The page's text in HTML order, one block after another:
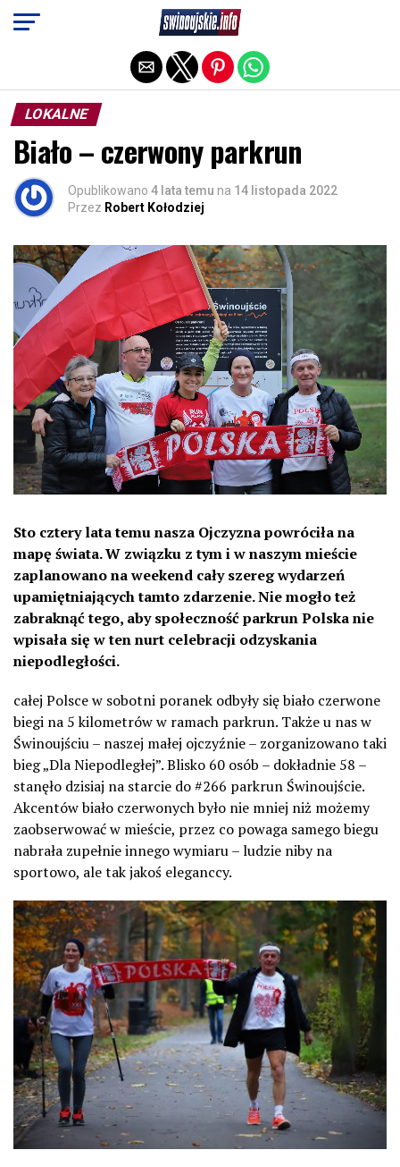
LOKALNE
Biało – czerwony parkrun
Opublikowano 4 lata temu na 14 listopada 2022
Przez Robert Kołodziej
Sto cztery lata temu nasza Ojczyzna powróciła na
mapę świata. W związku z tym i w naszym mieście
zaplanowano na weekend cały szereg wydarzeń
upamiętniających tamto zdarzenie. Nie mogło też
zabraknąć tego, aby społeczność parkrun Polska nie
wpisała się w ten nurt celebracji odzyskania
niepodległości.
całej Polsce w sobotni poranek odbyły się biało czerwone
biegi na 5 kilometrów w ramach parkrun. Także u nas w
Świnoujściu – naszej małej ojczyźnie – zorganizowano taki
bieg „Dla Niepodległej”. Blisko 60 osób – dokładnie 58 –
stanęło dzisiaj na starcie do #266 parkrun Świnoujście.
Akcentów biało czerwonych było nie mniej niż możemy
zaobserwować w mieście, przez co powaga samego biegu
nabrała zupełnie innego wymiaru – ludzie niby na
sportowo, ale tak jakoś eleganccy.
Exit mobile version